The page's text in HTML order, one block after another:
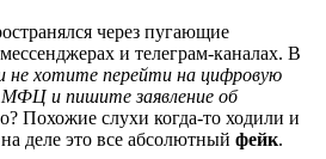
через пугающие
и телеграм-каналах. В
не хотите перейти на цифровую
и пишите заявление об
Похожие слухи когда-то ходили и
деле это все абсолютный фейк.